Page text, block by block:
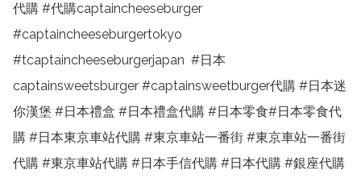
代購 #代購captaincheeseburger
#captaincheeseburgertokyo
#tcaptaincheeseburgerjapan  #日本
captainsweetsburger #captainsweetburger代購 #日本迷
你漢堡 #日本禮盒 #日本禮盒代購 #日本零食#日本零食代
購 #日本東京車站代購 #東京車站一番街 #東京車站一番街
代購 #東京車站代購 #日本手信代購 #日本代購 #銀座代購